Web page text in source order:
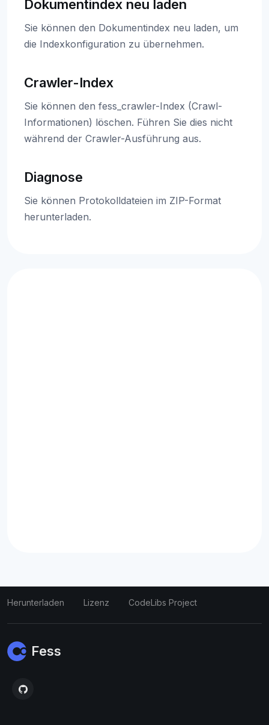
Dokumentindex neu laden
Sie können den Dokumentindex neu laden, um
die Indexkonfiguration zu übernehmen.
Crawler-Index
Sie können den fess_crawler-Index (Crawl-
Informationen) löschen. Führen Sie dies nicht
während der Crawler-Ausführung aus.
Diagnose
Sie können Protokolldateien im ZIP-Format
herunterladen.
Herunterladen Lizenz CodeLibs Project
Fess